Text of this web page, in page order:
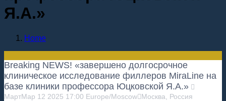
Я.А.»
Home
Breaking NEWS! «завершено долгосрочное
клиническое исследование филлеров MiraLine на
базе клиники профессора Юцковской Я.А.»
МартМар 12 2025 17:00 Europe/Moscow Москва, Россия